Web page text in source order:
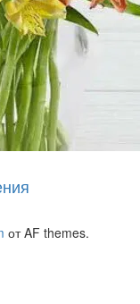
от AF themes.